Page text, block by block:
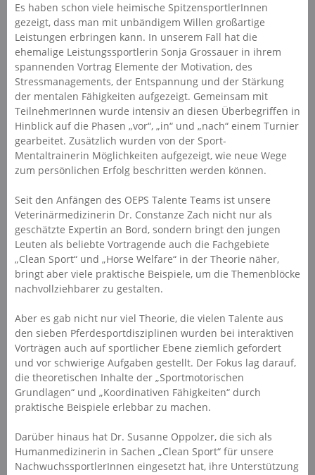
Es haben schon viele heimische SpitzensportlerInnen
gezeigt, dass man mit unbändigem Willen großartige
Leistungen erbringen kann. In unserem Fall hat die
ehemalige Leistungssportlerin Sonja Grossauer in ihrem
spannenden Vortrag Elemente der Motivation, des
Stressmanagements, der Entspannung und der Stärkung
der mentalen Fähigkeiten aufgezeigt. Gemeinsam mit
TeilnehmerInnen wurde intensiv an diesen Überbegriffen in
Hinblick auf die Phasen „vor“, „in“ und „nach“ einem Turnier
gearbeitet. Zusätzlich wurden von der Sport-
Mentaltrainerin Möglichkeiten aufgezeigt, wie neue Wege
zum persönlichen Erfolg beschritten werden können.
Seit den Anfängen des OEPS Talente Teams ist unsere
Veterinärmedizinerin Dr. Constanze Zach nicht nur als
geschätzte Expertin an Bord, sondern bringt den jungen
Leuten als beliebte Vortragende auch die Fachgebiete
„Clean Sport“ und „Horse Welfare“ in der Theorie näher,
bringt aber viele praktische Beispiele, um die Themenblöcke
nachvollziehbarer zu gestalten.
Aber es gab nicht nur viel Theorie, die vielen Talente aus
den sieben Pferdesportdisziplinen wurden bei interaktiven
Vorträgen auch auf sportlicher Ebene ziemlich gefordert
und vor schwierige Aufgaben gestellt. Der Fokus lag darauf,
die theoretischen Inhalte der „Sportmotorischen
Grundlagen“ und „Koordinativen Fähigkeiten“ durch
praktische Beispiele erlebbar zu machen.
Darüber hinaus hat Dr. Susanne Oppolzer, die sich als
Humanmedizinerin in Sachen „Clean Sport“ für unsere
NachwuchssportlerInnen eingesetzt hat, ihre Unterstützung